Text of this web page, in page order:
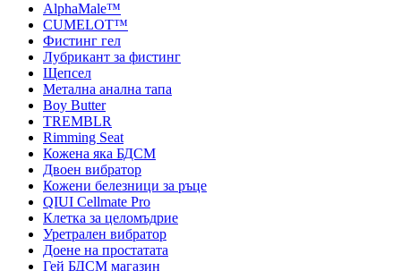
AlphaMale™
CUMELOT™
Фистинг гел
Лубрикант за фистинг
Щепсел
Метална анална тапа
Boy Butter
TREMBLR
Rimming Seat
Кожена яка БДСМ
Двоен вибратор
Кожени белезници за ръце
QIUI Cellmate Pro
Клетка за целомъдрие
Уретрален вибратор
Доене на простатата
Гей БДСМ магазин